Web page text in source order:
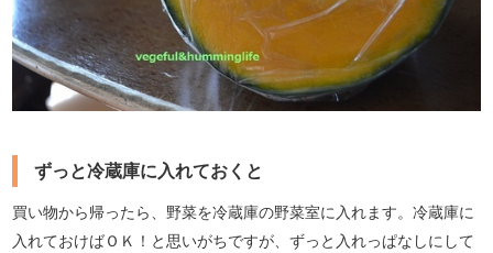
ずっと冷蔵庫に入れておくと
買い物から帰ったら、野菜を冷蔵庫の野菜室に入れます。冷蔵庫に
入れておけばＯＫ！と思いがちですが、ずっと入れっぱなしにして